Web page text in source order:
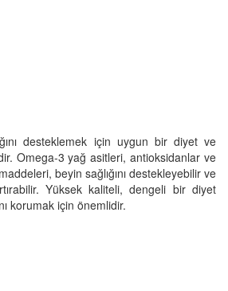
desteklemek için uygun bir diyet ve
Omega-3 yağ asitleri, antioksidanlar ve
beyin sağlığını destekleyebilir ve
Yüksek kaliteli, dengeli bir diyet
korumak için önemlidir.